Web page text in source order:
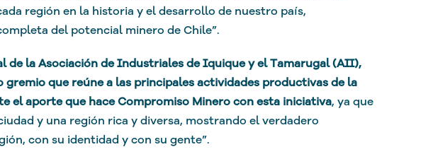
región en la historia y el desarrollo de nuestro país,
del potencial minero de Chile”.
de la Asociación de Industriales de Iquique y el Tamarugal (AII),
que reúne a las principales actividades productivas de la
el aporte que hace Compromiso Minero con esta iniciativa, ya que
y una región rica y diversa, mostrando el verdadero
con su identidad y con su gente”.